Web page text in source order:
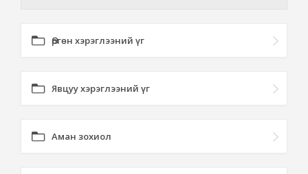
Өргөн хэрэглээний үг
Явцуу хэрэглээний үг
Аман зохиол